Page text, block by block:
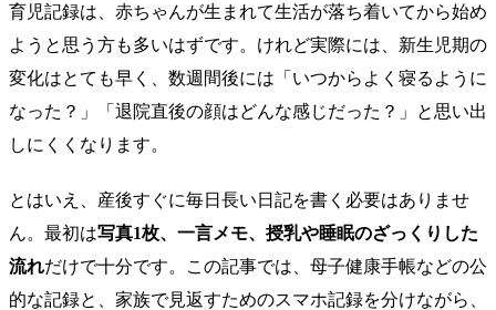
育児記録は、赤ちゃんが生まれて生活が落ち着いてから始め
ようと思う方も多いはずです。けれど実際には、新生児期の
変化はとても早く、数週間後には「いつからよく寝るように
なった？」「退院直後の顔はどんな感じだった？」と思い出
しにくくなります。
とはいえ、産後すぐに毎日長い日記を書く必要はありませ
ん。最初は写真1枚、一言メモ、授乳や睡眠のざっくりした
流れだけで十分です。この記事では、母子健康手帳などの公
的な記録と、家族で見返すためのスマホ記録を分けながら、